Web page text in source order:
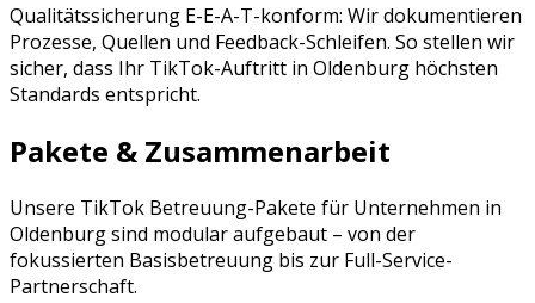
Qualitätssicherung E-E-A-T-konform: Wir dokumentieren
Prozesse, Quellen und Feedback-Schleifen. So stellen wir
sicher, dass Ihr TikTok-Auftritt in Oldenburg höchsten
Standards entspricht.
Pakete & Zusammenarbeit
Unsere TikTok Betreuung-Pakete für Unternehmen in
Oldenburgsind modular aufgebaut – von der
fokussierten Basisbetreuung bis zur Full-Service-
Partnerschaft.